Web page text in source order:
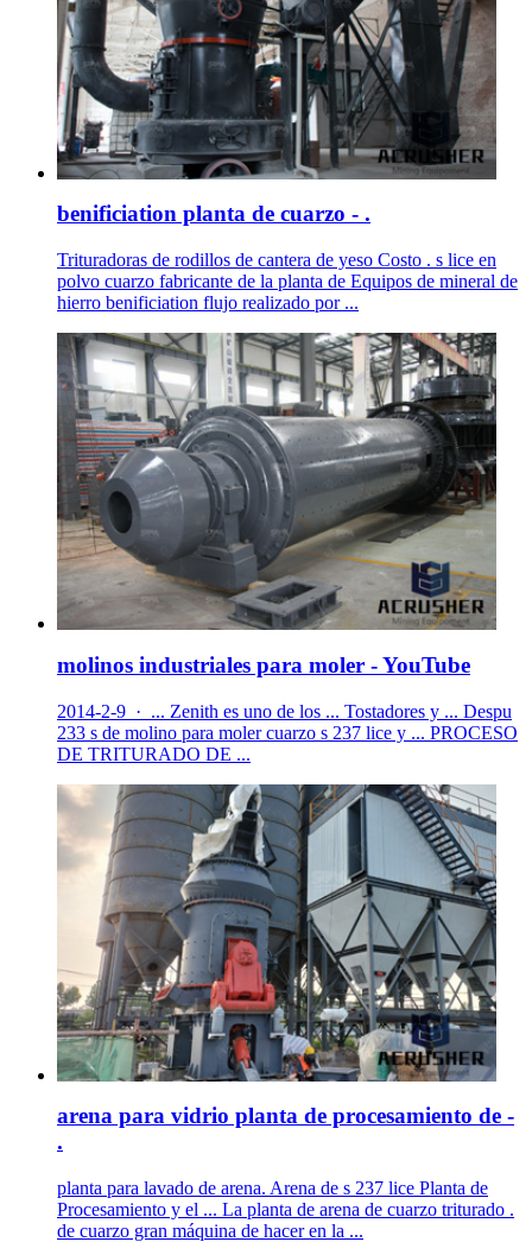
benificiation planta de cuarzo - .
Trituradoras de rodillos de cantera de yeso Costo . s lice en
polvo cuarzo fabricante de la planta de Equipos de mineral de
hierro benificiation flujo realizado por ...
molinos industriales para moler - YouTube
2014-2-9 · ... Zenith es uno de los ... Tostadores y ... Despu
233 s de molino para moler cuarzo s 237 lice y ... PROCESO
DE TRITURADO DE ...
arena para vidrio planta de procesamiento de -
.
planta para lavado de arena. Arena de s 237 lice Planta de
Procesamiento y el ... La planta de arena de cuarzo triturado .
de cuarzo gran máquina de hacer en la ...